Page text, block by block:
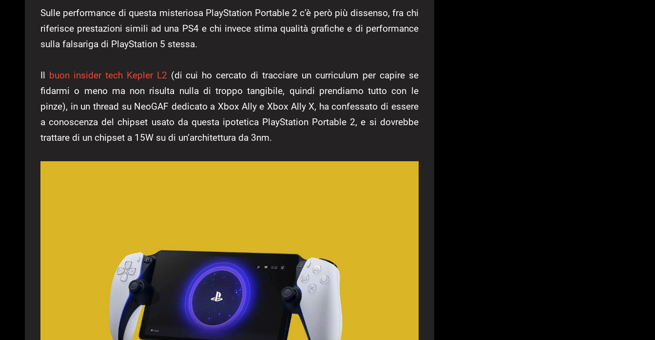
Sulle performance di questa misteriosa PlayStation Portable 2 c’è però più dissenso, fra chi
riferisce prestazioni simili ad una PS4 e chi invece stima qualità grafiche e di performance
sulla falsariga di PlayStation 5 stessa.
Il buon insider tech Kepler L2 (di cui ho cercato di tracciare un curriculum per capire se
fidarmi o meno ma non risulta nulla di troppo tangibile, quindi prendiamo tutto con le
pinze), in un thread su NeoGAF dedicato a Xbox Ally e Xbox Ally X, ha confessato di essere
a conoscenza del chipset usato da questa ipotetica PlayStation Portable 2, e si dovrebbe
trattare di un chipset a 15W su di un’architettura da 3nm.